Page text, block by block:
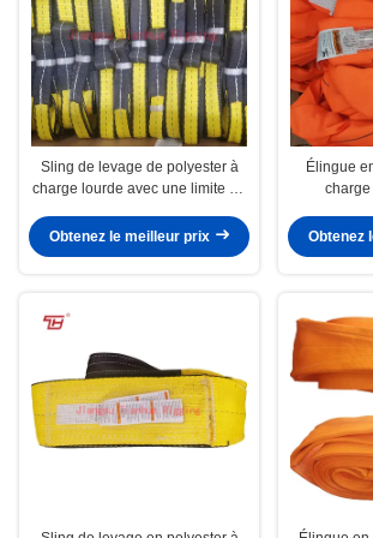
Sling de levage de polyester à
charge lourde avec une limite de
et une excellente résistance aux
Obtenez le meilleur prix
Élingue
haute
parfaite
Obtenez